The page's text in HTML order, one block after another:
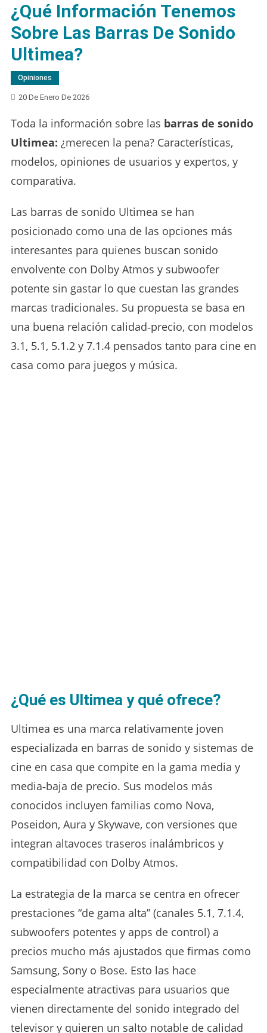
¿Qué Información Tenemos
Sobre Las Barras De Sonido
Ultimea?
Opiniones
20 De Enero De 2026
Toda la información sobre las barras de sonido
Ultimea: ¿merecen la pena? Características,
modelos, opiniones de usuarios y expertos, y
comparativa.
Las barras de sonido Ultimea se han
posicionado como una de las opciones más
interesantes para quienes buscan sonido
envolvente con Dolby Atmos y subwoofer
potente sin gastar lo que cuestan las grandes
marcas tradicionales. Su propuesta se basa en
una buena relación calidad‑precio, con modelos
3.1, 5.1, 5.1.2 y 7.1.4 pensados tanto para cine en
casa como para juegos y música.
¿Qué es Ultimea y qué ofrece?
Ultimea es una marca relativamente joven
especializada en barras de sonido y sistemas de
cine en casa que compite en la gama media y
media‑baja de precio. Sus modelos más
conocidos incluyen familias como Nova,
Poseidon, Aura y Skywave, con versiones que
integran altavoces traseros inalámbricos y
compatibilidad con Dolby Atmos.
La estrategia de la marca se centra en ofrecer
prestaciones “de gama alta” (canales 5.1, 7.1.4,
subwoofers potentes y apps de control) a
precios mucho más ajustados que firmas como
Samsung, Sony o Bose. Esto las hace
especialmente atractivas para usuarios que
vienen directamente del sonido integrado del
televisor y quieren un salto notable de calidad